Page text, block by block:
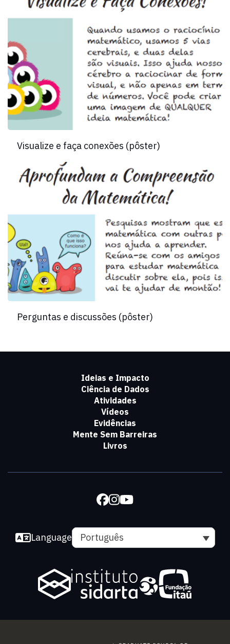
Visualize e faça conexões (pôster)
Perguntas e discussões (pôster)
Ideias e Impacto
Ciência de Dados
Atividades
Vídeos
Evidências
Mente Sem Barreiras
Livros
Language Português